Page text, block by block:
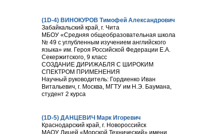
(1D-4) ВИНОКУРОВ Тимофей Александрович
Забайкальский край, г. Чита
МБОУ «Средняя общеобразовательная школа
№ 49 с углубленным изучением английского
языка» им. Героя Российской Федерации Е.А.
Секержитского, 9 класс
СОЗДАНИЕ ДИРИЖАБЛЯ С ШИРОКИМ
СПЕКТРОМ ПРИМЕНЕНИЯ
Научный руководитель: Гордиенко Иван
Витальевич, г. Москва, МГТУ им Н.Э. Баумана,
студент 2 курса
(1D-5) ДАНЦЕВИЧ Марк Игоревич
Краснодарский край, г. Новороссийск
МАОУ Лицей «Морской Технический» имени